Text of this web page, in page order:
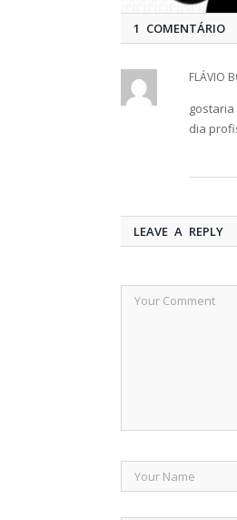
1 COMENTÁRIO
FLÁVIO
dia
LEAVE A REPLY